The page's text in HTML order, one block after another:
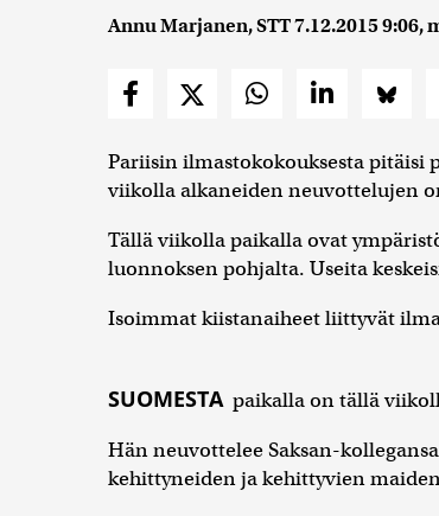
Annu Marjanen, STT7.12.2015 9:06,
Pariisin ilmastokokouksesta pitäisi
viikolla alkaneiden neuvottelujen
Tällä viikolla paikalla ovat
luonnoksen pohjalta. Useita
Isoimmat kiistanaiheet liittyvät
SUOMESTA paikalla on tällä
Hän neuvottelee Saksan-
kehittyneiden ja kehittyvien